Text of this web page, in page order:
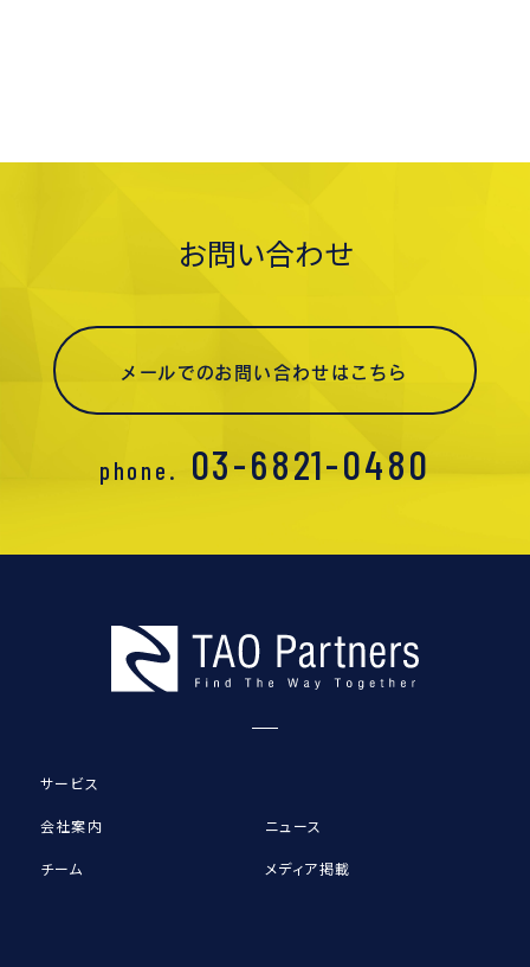
お問い合わせ
メールでのお問い合わせはこちら
phone. 03-6821-0480
サービス
会社案内
チーム
ニュース
メディア掲載